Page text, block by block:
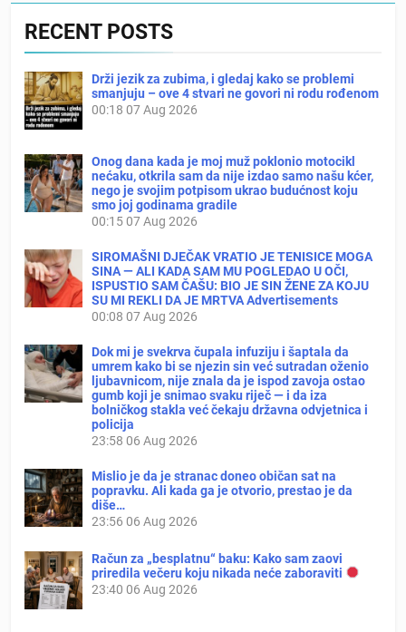
RECENT POSTS
Drži jezik za zubima, i gledaj kako se problemi
smanjuju – ove 4 stvari ne govori ni rodu rođenom
00:18 07 Aug 2026
Onog dana kada je moj muž poklonio motocikl
nećaku, otkrila sam da nije izdao samo našu kćer,
nego je svojim potpisom ukrao budućnost koju
smo joj godinama gradile
00:1507 Aug 2026
SIROMAŠNI DJEČAK VRATIO JE TENISICE MOGA
SINA — ALI KADA SAM MU POGLEDAO U OČI,
ISPUSTIO SAM ČAŠU: BIO JE SIN ŽENE ZA KOJU
SU MI REKLI DA JE MRTVA Advertisements
00:08 07 Aug 2026
Dok mi je svekrva čupala infuziju i šaptala da
umrem kako bi se njezin sin već sutradan oženio
ljubavnicom, nije znala da je ispod zavoja ostao
gumb koji je snimao svaku riječ — i da iza
bolničkog stakla već čekaju državna odvjetnica i
policija
23:58 06 Aug 2026
Mislio je da je stranac doneo običan sat na
popravku. Ali kada ga je otvorio, prestao je da
diše…
23:56 06 Aug 2026
Račun za „besplatnu“ baku: Kako sam zaovi
priredila večeru koju nikada neće zaboraviti
23:40 06 Aug 2026